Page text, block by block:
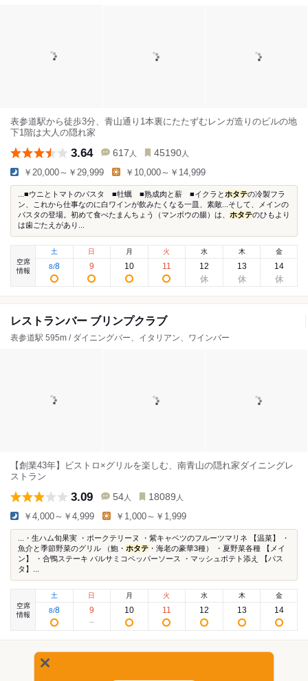
表参道駅から徒歩3分、青山通り1本裏にたたずむレンガ造りのビルの地
下1階は大人の隠れ家
3.64 617 人 45190 人
￥20,000～￥29,999 ￥10,000～￥14,999
...■ウニとトマトのパスタ ■牡蠣 ■熟成肉と薪 ■イクラとホタテの冷製フラ
ン、これから仕事なのに白ワインが飲みたくなる一皿、素敵...そして、メインの
パスタの登場。初めて食べたまんちょう（マンボウの腸）は、 ホタテのひもより
は歯ごたえがあり...
空席
情報
土
8/8
日
9
月
10
火
11
水
12
木
13
金
14
レストランバー ブリンプクラブ
表参道駅 595m / ダイニングバー、イタリアン、ワインバー
【創業43年】ビストロ×グリルを楽しむ、南青山の隠れ家ダイニングレ
ストラン
3.09 54 人 18089 人
￥4,000～￥4,999 ￥1,000～￥1,999
...・生ハム旬果実 ・ポークテリーヌ ・紫キャベツのフルーツマリネ 【温菜】 ・
魚介と季節野菜のグリル （鮑・ ホタテ ・海老の豪華3種） ・夏野菜各種 【メイ
ン】 ・合鴨ステーキ バルサミコペッパーソース ・マッシュポテト添え 【パス
タ】...
空席
情報
土
8/8
日
9
月
10
火
11
水
12
木
13
金
14